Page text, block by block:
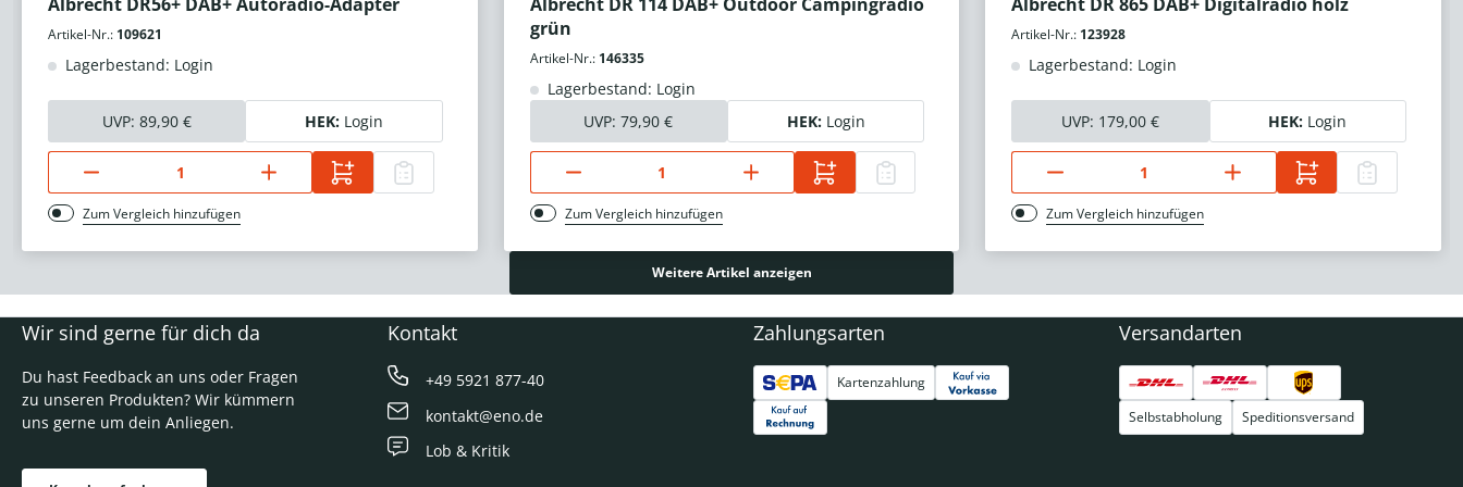
Artikel-Nr.: 109621
Lagerbestand: Login
UVP: 89,90 € HEK: Login
Zum Vergleich hinzufügen
grün
Artikel-Nr.: 146335
Lagerbestand: Login
UVP:79,90 € HEK: Login
Zum Vergleich hinzufügen
Artikel-Nr.: 123928
Lagerbestand: Login
UVP: 179,00 € HEK: Login
Zum Vergleich hinzufügen
Weitere Artikel anzeigen
Wir sind gerne für dich da
Du hast Feedback an uns oder Fragen
zu unseren Produkten? Wir kümmern
uns gerne um dein Anliegen.
Kontakt
+49 5921 877-40
kontakt@eno.de
Lob & Kritik
Zahlungsarten
Kartenzahlung
Versandarten
Selbstabholung Speditionsversand